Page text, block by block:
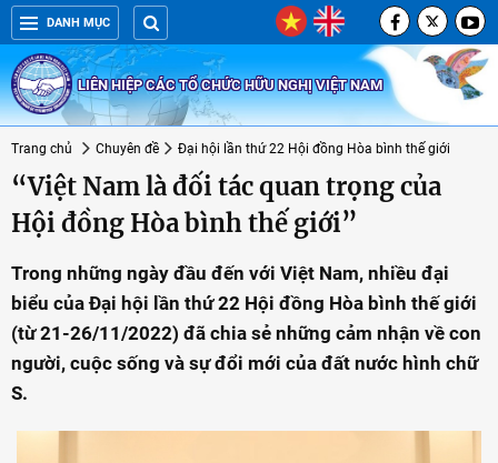
DANH MỤC
LIÊN HIỆP CÁC TỔ CHỨC HỮU NGHỊ VIỆT NAM
Trang chủ Chuyên đề Đại hội lần thứ 22 Hội đồng Hòa bình thế giới
“Việt Nam là đối tác quan trọng của
Hội đồng Hòa bình thế giới”
Trong những ngày đầu đến với Việt Nam, nhiều đại
biểu của Đại hội lần thứ 22 Hội đồng Hòa bình thế giới
(từ 21-26/11/2022) đã chia sẻ những cảm nhận về con
người, cuộc sống và sự đổi mới của đất nước hình chữ
S.